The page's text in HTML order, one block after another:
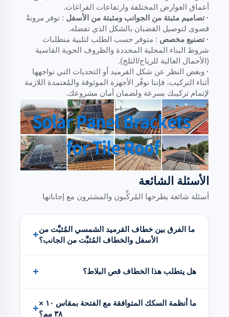
أعماق العوارض المختلفة وارتفاعات الفراغات.
· تصاميم مثبتة من الجوانب ومثبتة من الأسفل : توفر مرونةً
قصوى لتوصيل القضبان بالشكل الذي تفضله.
·تصنيع مخصص : متوفر حسب الطلب لتلبية متطلبات
شروط البناء المحلية المحددة والظروف الجوية القاسية
(الأحمال العالية للرياح/الثلج).
· وبغض النظر عن شكل القرميد أو التحديات التي تواجهها
أثناء التركيب، فإننا نوفّر الأجهزة الموثوقة والمُعتمدة اللازمة
لإتمام تركيبك بسرعة ولضمان أمان مشروعك.
الأسئلة الشائعة
أسئلة شائعة يطرحها المُركِّبون والمشترون مع إجاباتها
ما الفرق بين خطاف القرميد الشمسي المُثبَّت من
الأسفل والخطاف المُثبَّت من الجانب؟+
السقفية الموجودة أسفل البلاط، وتمتد لأعلى عبر
قص البلاط. أما خطافات التثبيت الجانبي فتُثبَّت على
الجانب الجانبي للعارضة وتبرز إلى الخارج. ويُفضَّل
هل يتطلب هذا الخطاف قص البلاط؟ +
الرفيع (بسمك ٦ مم) يمر بين أو عبر الفراغات
الطبيعية الموجودة في بلاط إسبانيا وبلاط المستوي.
ما أنظمة السكك المتوافقة مع الفتحة بمقاس ١٠ ×
٣٨ مم؟
+